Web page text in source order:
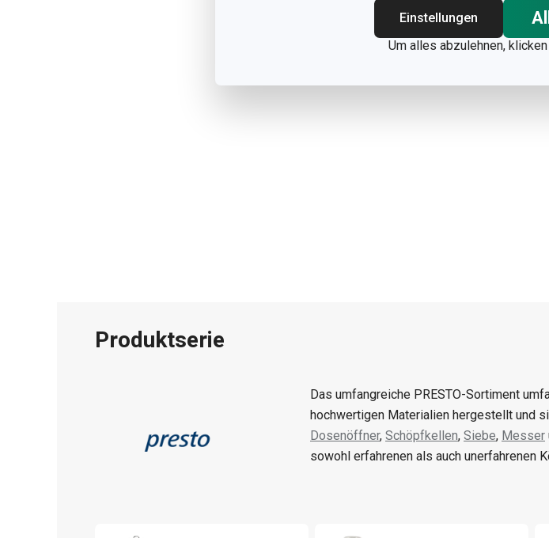
Einstellungen
Um alles abzulehnen,
Produktserie
Das umfangreiche PRESTO-Sortiment
hochwertigen Materialien hergestellt und
Dosenöffner, Schöpfkellen, Siebe, Messer
sowohl erfahrenen als auch unerfahrenen